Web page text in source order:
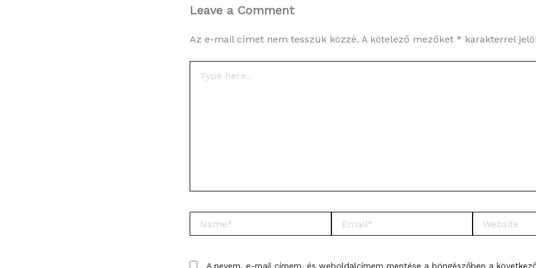
Leave a Comment
Az e-mail címet nem tesszük közzé. A kötelező mezőket * karakterrel
here..
A nevem, e-mail címem, és weboldalcímem mentése a böngészőben a